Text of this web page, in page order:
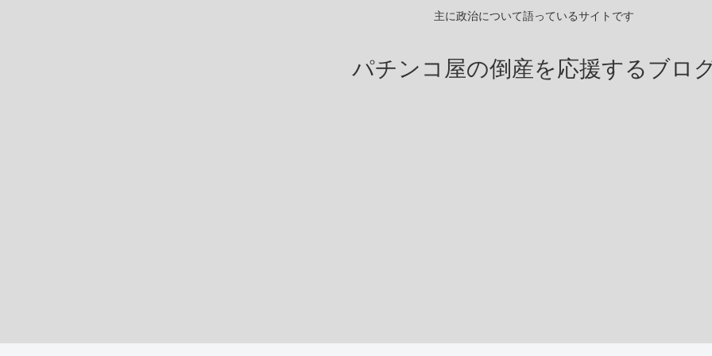
主に政治について語っているサイトです
パチンコ屋の倒産を応援するブロ